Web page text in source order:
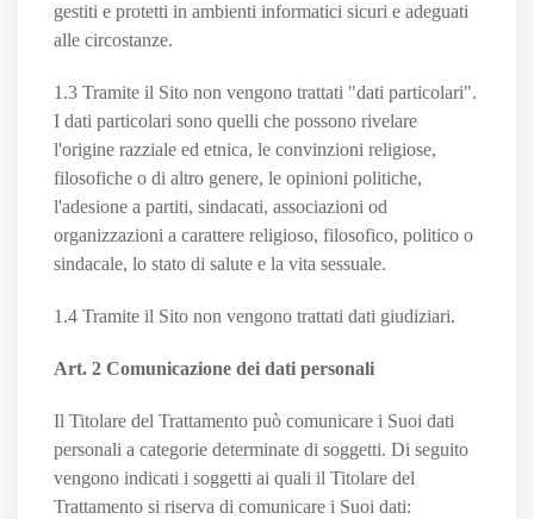
gestiti e protetti in ambienti informatici sicuri e adeguati
alle circostanze.
1.3 Tramite il Sito non vengono trattati "dati particolari".
I dati particolari sono quelli che possono rivelare
l'origine razziale ed etnica, le convinzioni religiose,
filosofiche o di altro genere, le opinioni politiche,
l'adesione a partiti, sindacati, associazioni od
organizzazioni a carattere religioso, filosofico, politico o
sindacale, lo stato di salute e la vita sessuale.
1.4 Tramite il Sito non vengono trattati dati giudiziari.
Art. 2 Comunicazione dei dati personali
Il Titolare del Trattamento può comunicare i Suoi dati
personali a categorie determinate di soggetti. Di seguito
vengono indicati i soggetti ai quali il Titolare del
Trattamento si riserva di comunicare i Suoi dati: